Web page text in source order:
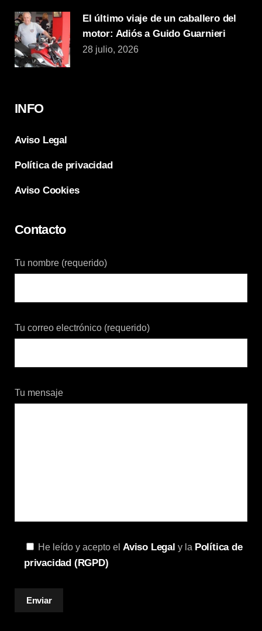
El último viaje de un caballero del
motor: Adiós a Guido Guarnieri
28 julio, 2026
INFO
Aviso Legal
Política de privacidad
Aviso Cookies
Contacto
Tu nombre (requerido)
Tu correo electrónico (requerido)
Tu mensaje
He leído y acepto el Aviso Legal y la Política de
privacidad (RGPD)